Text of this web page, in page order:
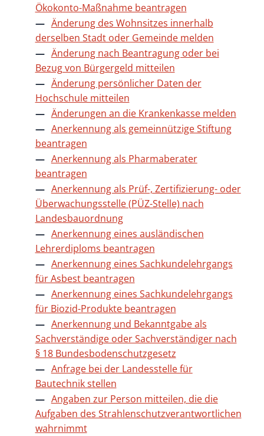
Ökokonto-Maßnahme beantragen
Änderung des Wohnsitzes innerhalb
derselben Stadt oder Gemeinde melden
Änderung nach Beantragung oder bei
Bezug von Bürgergeld mitteilen
Änderung persönlicher Daten der
Hochschule mitteilen
Änderungen an die Krankenkasse melden
Anerkennung als gemeinnützige Stiftung
beantragen
Anerkennung als Pharmaberater
beantragen
Anerkennung als Prüf-, Zertifizierung- oder
Überwachungsstelle (PÜZ-Stelle) nach
Landesbauordnung
Anerkennung eines ausländischen
Lehrerdiploms beantragen
Anerkennung eines Sachkundelehrgangs
für Asbest beantragen
Anerkennung eines Sachkundelehrgangs
für Biozid-Produkte beantragen
Anerkennung und Bekanntgabe als
Sachverständige oder Sachverständiger nach
§ 18 Bundesbodenschutzgesetz
Anfrage bei der Landesstelle für
Bautechnik stellen
Angaben zur Person mitteilen, die die
Aufgaben des Strahlenschutzverantwortlichen
wahrnimmt